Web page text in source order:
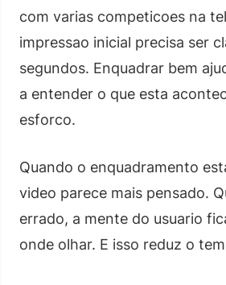
com varias competicoes na
impressao inicial precisa ser
segundos. Enquadrar bem
a entender o que esta
esforco.
Quando o enquadramento
video parece mais pensado.
errado, a mente do usuario
onde olhar. E isso reduz o